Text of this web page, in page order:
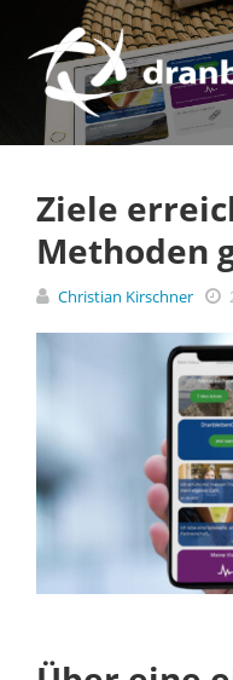
Ziele
Methoden
Christian Kirschner